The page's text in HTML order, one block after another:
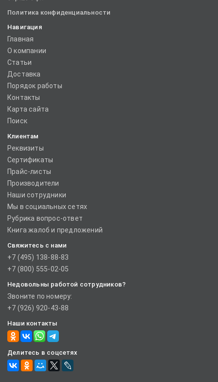
Политика конфиденциальности
Навигация
Главная
О компании
Статьи
Доставка
Порядок работы
Контакты
Карта сайта
Поиск
Клиентам
Реквизиты
Сертификаты
Прайс-листы
Производители
Наши сотрудники
Мы в социальных сетях
Рубрика вопрос-ответ
Книга жалоб и предложений
Свяжитесь с нами
+7 (495) 138-88-83
+7 (800) 555-02-05
Недовольны работой сотрудников?
Звоните по номеру:
+7 (926) 920-43-88
Наши контакты
Делитесь в соцсетях